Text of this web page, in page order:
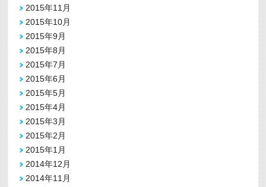
2015年11月
2015年10月
2015年9月
2015年8月
2015年7月
2015年6月
2015年5月
2015年4月
2015年3月
2015年2月
2015年1月
2014年12月
2014年11月